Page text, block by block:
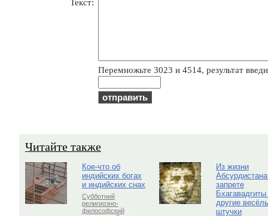
Текст:
Пepeмнoжьтe 3023 и 4514, результат
Читайте также
Кое-что об
индийских богах
и индийских снах
Субботний
религиозно-
философский
Из жизни
запрете
Бхагавадгиты
другие
штучки